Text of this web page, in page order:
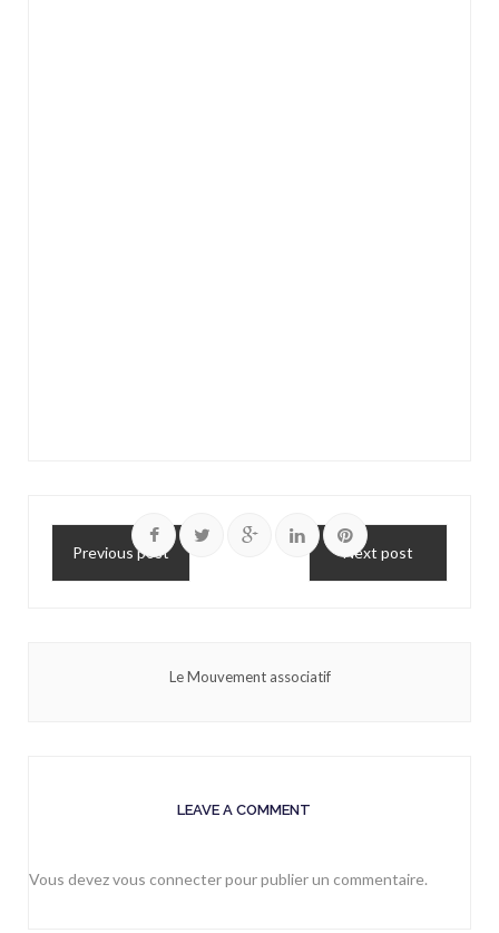
Previous post Next post
Le Mouvement associatif
LEAVE A COMMENT
Vous devezvous connecterpour publier un commentaire.